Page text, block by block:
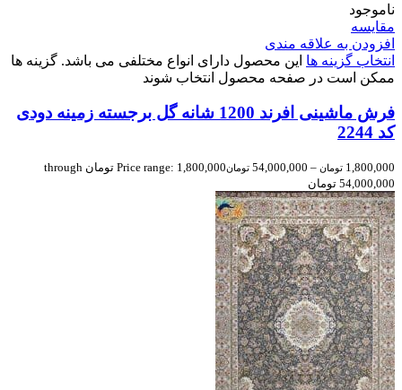
ناموجود
مقایسه
افزودن به علاقه مندی
انتخاب گزینه ها این محصول دارای انواع مختلفی می باشد. گزینه ها
ممکن است در صفحه محصول انتخاب شوند
فرش ماشینی افرند 1200 شانه گل برجسته زمینه دودی
کد 2244
1,800,000 تومان –
54,000,000 تومان
Price range: 1,800,000 تومان through
54,000,000 تومان